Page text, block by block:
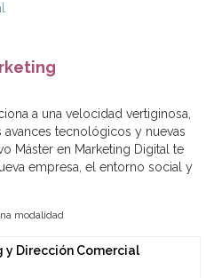
a una velocidad vertiginosa,
tecnológicos y nuevas
Máster en Marketing Digital te
empresa, el entorno social y
modalidad
y Dirección Comercial